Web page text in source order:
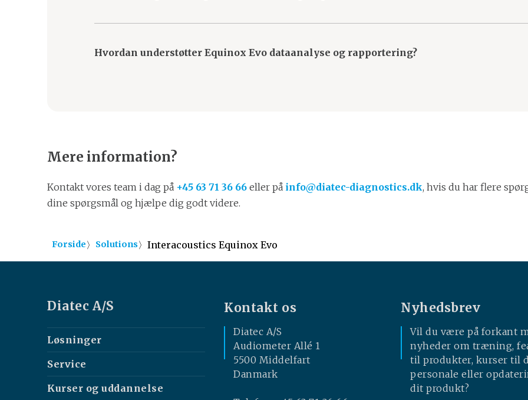
dig mulighed for hurtigt at blive fortrolig med den og kunne have fuldt fokus på patientpleje.
Hvordan understøtter Equinox Evo dataanalyse og rapportering?
Mere information?
Kontakt vores team i dag på +45 63 71 36 66 eller på info@diatec-diagnostics.dk, hvis du har flere
dine spørgsmål og hjælpe dig godt videre.
Forside〉 Solutions〉 Interacoustics Equinox Evo
Diatec A/S
Løsninger
Service
Kurser og uddannelse
Kontakt os
Diatec A/S
Audiometer Allé 1
5500 Middelfart
Danmark
Nyhedsbrev
Vil du være på forkant
nyheder om træning,
til produkter, kurser til
personale eller
dit produkt?